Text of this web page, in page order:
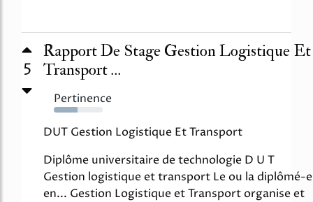
5
Rapport De Stage Gestion Logistique Et
Transport ...
Pertinence
49%
DUT Gestion Logistique Et Transport
Diplôme universitaire de technologie D U T
Gestion logistique et transport Le ou la diplômé-e
en... Gestion Logistique et Transport organise et